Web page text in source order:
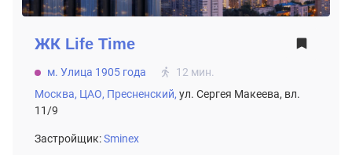
ЖК Life Time
м. Улица 1905 года
12 мин.
Москва, ЦАО, Пресненский, ул. Сергея Макеева, вл.
11/9
Застройщик:Sminex